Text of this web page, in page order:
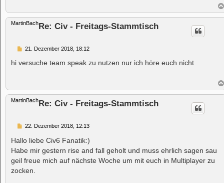
MartinBachRe: Civ - Freitags-Stammtisch
B
i
21. Dezember 2018, 18:12
hi versuche team speak zu nutzen nur ich höre euch nicht
MartinBachRe: Civ - Freitags-Stammtisch
B
i
t
r
a
g
22. Dezember 2018, 12:13
Hallo liebe Civ6 Fanatik:)
Habe mir gestern rise and fall geholt und muss ehrlich sagen sau
geil freue mich auf nächste Woche um mit euch in Multiplayer zu
zocken.